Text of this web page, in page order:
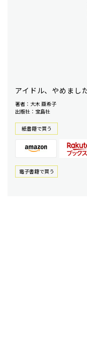
アイドル、やめまし
著者：大木 亜希子
出版社：宝島社
紙書籍で買う
電⼦書籍で買う